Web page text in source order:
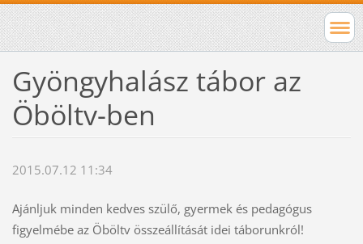
Gyöngyhalász tábor az
Öböltv-ben
2015.07.12 11:34
Ajánljuk minden kedves szülő, gyermek és pedagógus
figyelmébe az Öböltv összeállítását idei táborunkról!